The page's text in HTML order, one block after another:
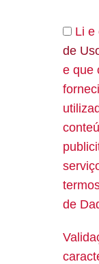
Li e
de
e que
de